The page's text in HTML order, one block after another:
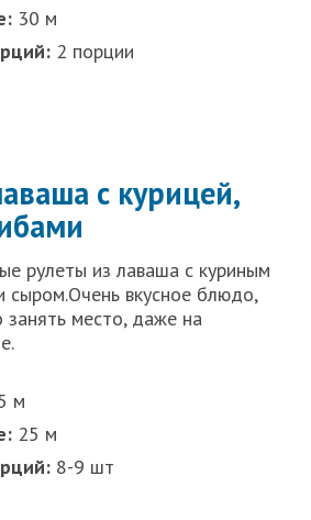
30 м
2 порции
с курицей,
рулеты из лаваша с куриным
сыром.Очень вкусное блюдо,
место, даже на
м
25 м
8-9 шт